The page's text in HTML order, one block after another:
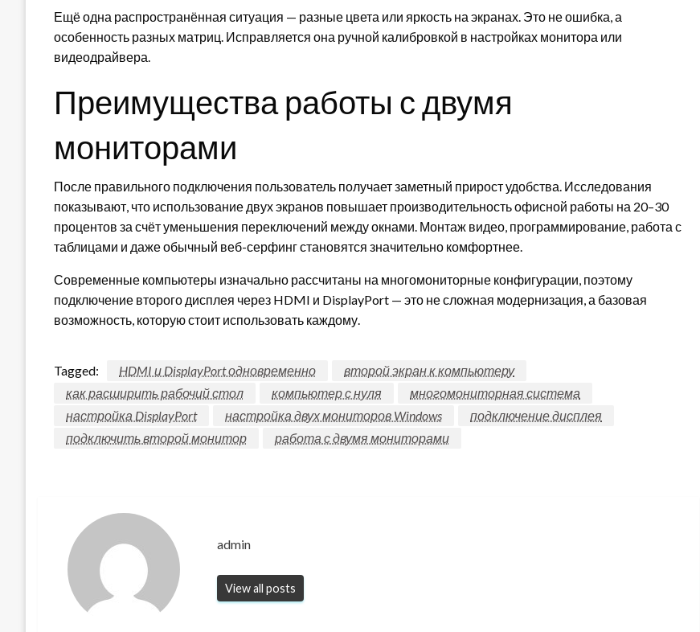
Ещё одна распространённая ситуация — разные цвета или яркость на экранах. Это не ошибка, а
особенность разных матриц. Исправляется она ручной калибровкой в настройках монитора или
видеодрайвера.
Преимущества работы с двумя
мониторами
После правильного подключения пользователь получает заметный прирост удобства. Исследования
показывают, что использование двух экранов повышает производительность офисной работы на 20–30
процентов за счёт уменьшения переключений между окнами. Монтаж видео, программирование, работа с
таблицами и даже обычный веб-серфинг становятся значительно комфортнее.
Современные компьютеры изначально рассчитаны на многомониторные конфигурации, поэтому
подключение второго дисплея через HDMI и DisplayPort — это не сложная модернизация, а базовая
возможность, которую стоит использовать каждому.
Tagged: HDMI и DisplayPort одновременно
второй экран к компьютеру
как расширить рабочий стол
компьютер с нуля
многомониторная система
настройка DisplayPort
настройка двух мониторов Windows
подключение дисплея
подключить второй монитор
работа с двумя мониторами
admin
View all posts